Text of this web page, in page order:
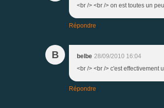
<br /> <br /> on est toutes un
Répondre
B belbe 28/09/2010 16:04
<br /> <br /> c'est effectivement
Répondre